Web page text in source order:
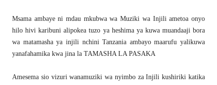
Msama ambaye ni mdau mkubwa wa Muziki wa Injili ametoa onyo
hilo hivi karibuni alipokea tuzo ya heshima ya kuwa muandaaji bora
wa matamasha ya injili nchini Tanzania ambayo maarufu yalikuwa
yanafahamika kwa jina la TAMASHA LA PASAKA
Amesema sio vizuri wanamuziki wa nyimbo za Injili kushiriki katika